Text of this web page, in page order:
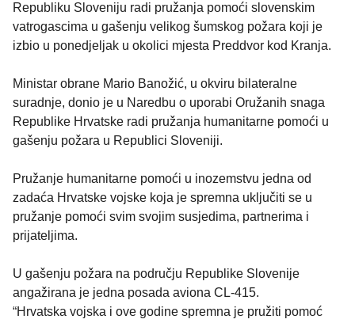
Republiku Sloveniju radi pružanja pomoći slovenskim
vatrogascima u gašenju velikog šumskog požara koji je
izbio u ponedjeljak u okolici mjesta Preddvor kod Kranja.
Ministar obrane Mario Banožić, u okviru bilateralne
suradnje, donio je u Naredbu o uporabi Oružanih snaga
Republike Hrvatske radi pružanja humanitarne pomoći u
gašenju požara u Republici Sloveniji.
Pružanje humanitarne pomoći u inozemstvu jedna od
zadaća Hrvatske vojske koja je spremna uključiti se u
pružanje pomoći svim svojim susjedima, partnerima i
prijateljima.
U gašenju požara na području Republike Slovenije
angažirana je jedna posada aviona CL-415.
“Hrvatska vojska i ove godine spremna je pružiti pomoć